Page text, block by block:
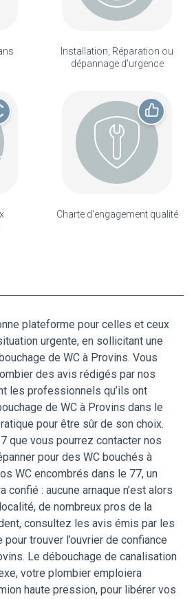
Installation, Réparation ou
dépannage d'urgence
Charte d'engagement qualité
plateforme pour celles et ceux
urgente, en sollicitant une
de WC à Provins. Vous
des avis rédigés par nos
les professionnels qu’ils ont
de WC à Provins dans le
pour être sûr de son choix.
que vous pourrez contacter nos
pour des WC bouchés à
WC encombrés dans le 77, un
: aucune arnaque n’est alors
de nombreux pros de la
consultez les avis émis par les
trouver l’ouvrier de confiance
Le débouchage de canalisation
votre plombier emploiera
haute pression, pour libérer vos